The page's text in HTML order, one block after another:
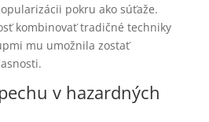
pokru ako súťaže.
kombinovať tradičné techniky
mu umožnila zostať
v hazardných